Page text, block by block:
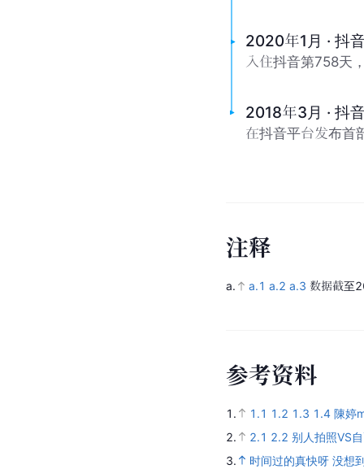
2020年1月 · 抖
入住抖音第758天
2018年3月 · 抖
在抖音平台发布首
注释
a. a.1 a.2 a.3 数据截至
参考资料
1. 1.1 1.2 1.3 1.4 陳婷
2.
2.1 2.2 别人拍照VS
3.
时间过的真快呀 没想